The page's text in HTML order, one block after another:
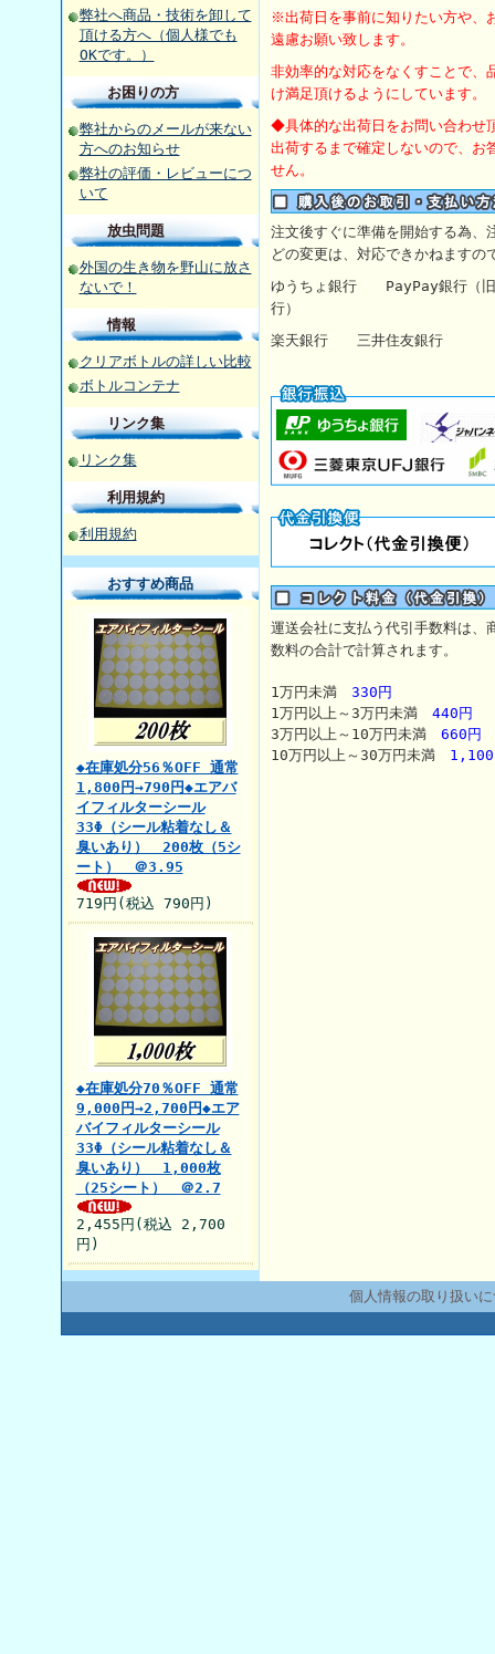
弊社へ商品・技術を卸して
頂ける方へ（個人様でも
OKです。）
お困りの方
弊社からのメールが来ない
方へのお知らせ
弊社の評価・レビューにつ
いて
放虫問題
外国の生き物を野山に放さ
ないで！
情報
クリアボトルの詳しい比較
ボトルコンテナ
リンク集
リンク集
利用規約
利用規約
おすすめ商品
◆在庫処分56％OFF 通常
1,800円→790円◆エアバ
イフィルターシール
33Φ（シール粘着なし＆
臭いあり） 200枚（5シ
ート） ＠3.95
719円(税込 790円)
◆在庫処分70％OFF 通常
9,000円→2,700円◆エア
バイフィルターシール
33Φ（シール粘着なし＆
臭いあり） 1,000枚
（25シート） ＠2.7
2,455円(税込 2,700
円)
※出荷日を事前に知りたい方や、
遠慮お願い致します。
非効率的な対応をなくすことで、
け満足頂けるようにしています。
◆具体的な出荷日をお問い合わせ
出荷するまで確定しないので、お
せん。
注文後すぐに準備を開始する為、
どの変更は、対応できかねますの
ゆうちょ銀行 PayPay銀行（
行）
楽天銀行 三井住友銀行 【
運送会社に支払う代引手数料は、
数料の合計で計算されます。
1万円未満 330円
1万円以上～3万円未満 440円
3万円以上～10万円未満 660円
10万円以上～30万円未満 1,100
個人情報の取り扱い